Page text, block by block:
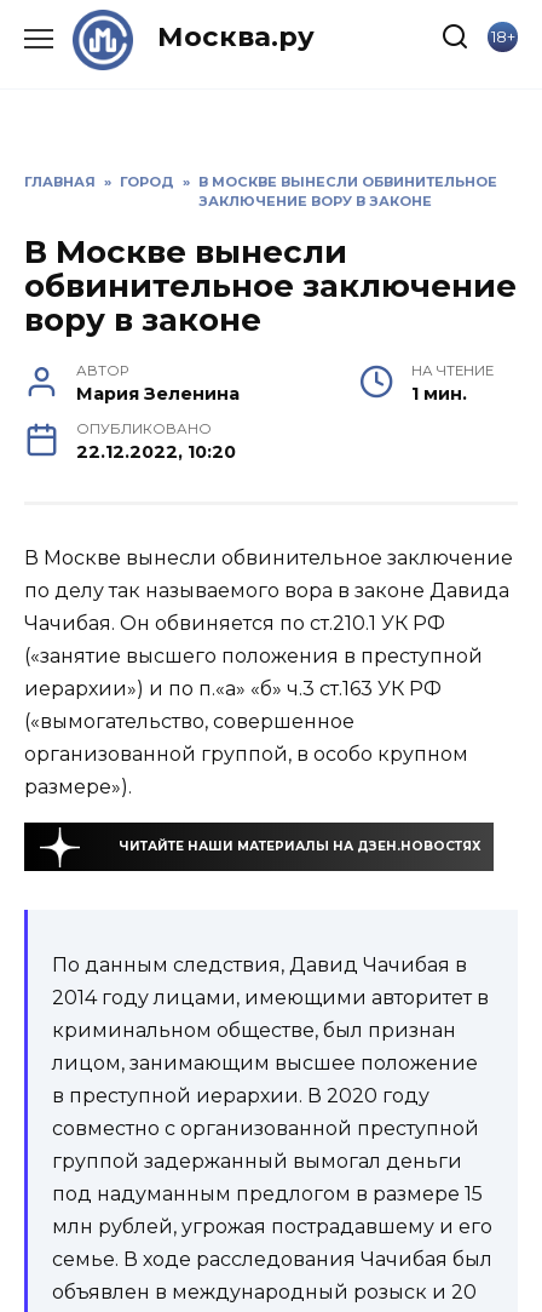
Москва.ру 18+
ГЛАВНАЯ » ГОРОД » В МОСКВЕ ВЫНЕСЛИ ОБВИНИТЕЛЬНОЕ
ЗАКЛЮЧЕНИЕ ВОРУ В ЗАКОНЕ
В Москве вынесли
обвинительное заключение
вору в законе
АВТОР
Мария Зеленина
НА ЧТЕНИЕ
1 мин.
ОПУБЛИКОВАНО
22.12.2022, 10:20
В Москве вынесли обвинительное заключение
по делу так называемого вора в законе Давида
Чачибая. Он обвиняется по ст.210.1 УК РФ
(«занятие высшего положения в преступной
иерархии») и по п.«а» «б» ч.3 ст.163 УК РФ
(«вымогательство, совершенное
организованной группой, в особо крупном
размере»).
ЧИТАЙТЕ НАШИ МАТЕРИАЛЫ НА ДЗЕН.НОВОСТЯХ
По данным следствия, Давид Чачибая в
2014 году лицами, имеющими авторитет в
криминальном обществе, был признан
лицом, занимающим высшее положение
в преступной иерархии. В 2020 году
совместно с организованной преступной
группой задержанный вымогал деньги
под надуманным предлогом в размере 15
млн рублей, угрожая пострадавшему и его
семье. В ходе расследования Чачибая был
объявлен в международный розыск и 20